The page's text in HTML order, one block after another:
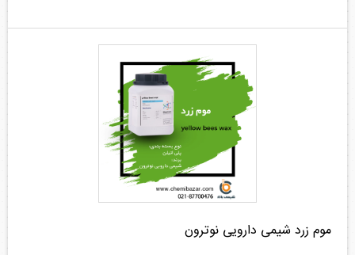
موم زرد شیمی دارویی نوترون